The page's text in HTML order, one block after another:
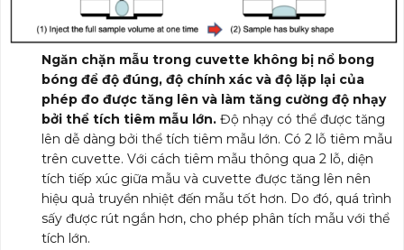
Ngăn chặn mẫu trong cuvette không bị nổ bong
bóng để độ đúng, độ chính xác và độ lặp lại của
phép đo được tăng lên và làm tăng cường độ nhạy
bởi thể tích tiêm mẫu lớn. Độ nhạy có thể được tăng
lên dễ dàng bởi thể tích tiêm mẫu lớn. Có 2 lỗ tiêm mẫu
trên cuvette. Với cách tiêm mẫu thông qua 2 lỗ, diện
tích tiếp xúc giữa mẫu và cuvette được tăng lên nên
hiệu quả truyền nhiệt đến mẫu tốt hơn. Do đó, quá trình
sấy được rút ngắn hơn, cho phép phân tích mẫu với thể
tích lớn.